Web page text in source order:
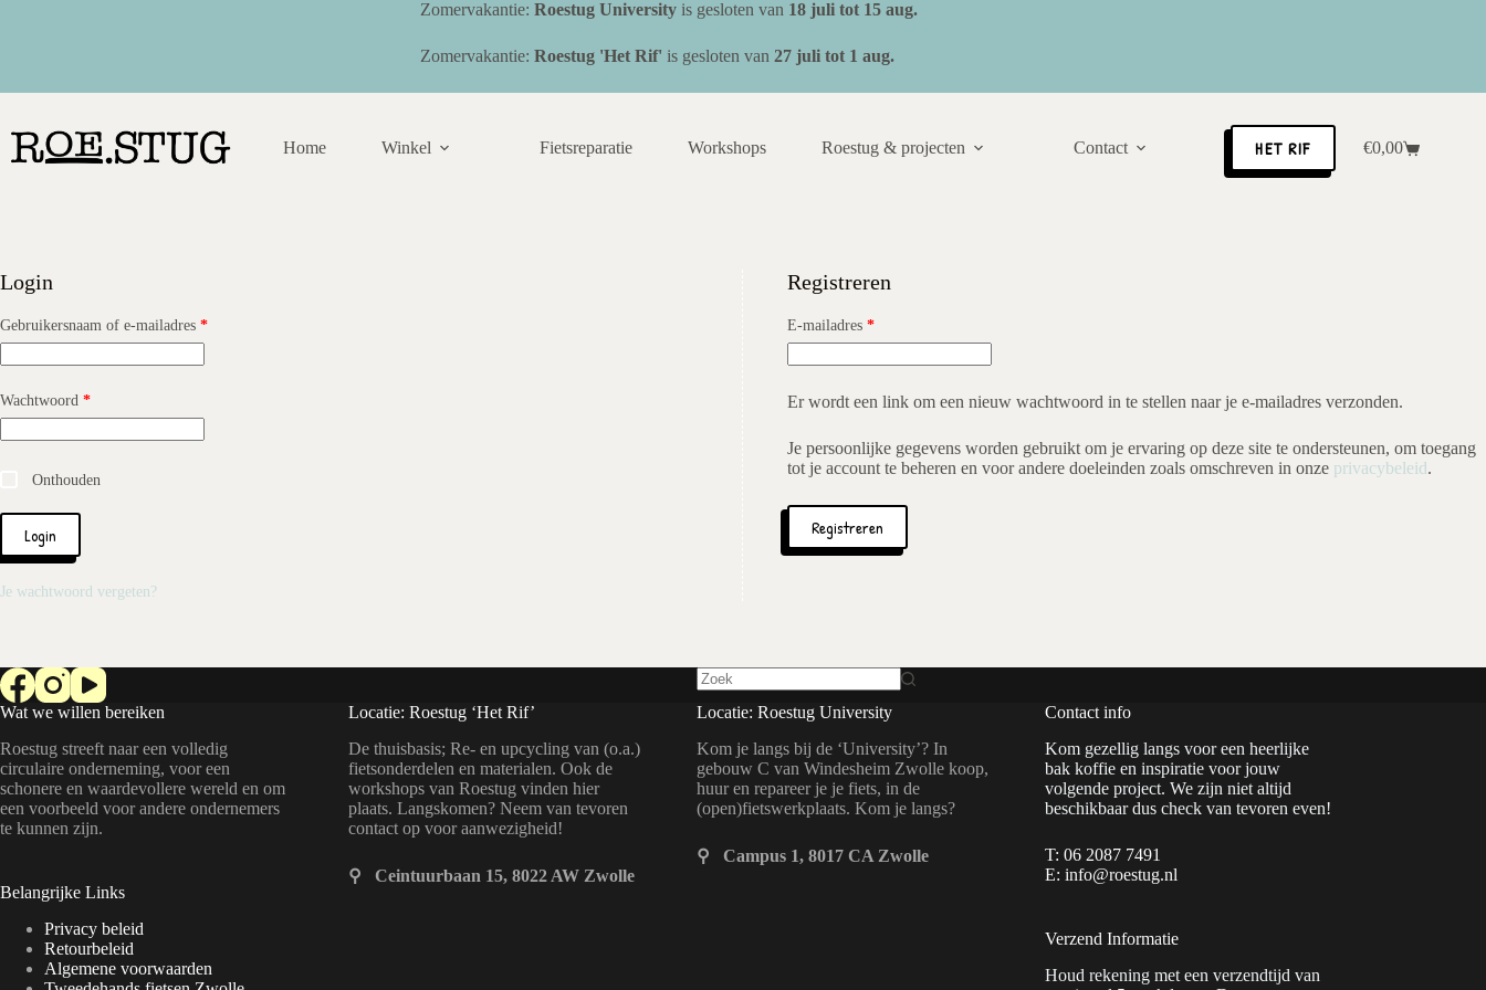
Zomervakantie: Roestug Universityis gesloten van 18 juli tot 15 aug.
Zomervakantie: Roestug 'Het Rif' is gesloten van 27 juli tot 1 aug.
Home Winkel Fietsreparatie Workshops Roestug & projecten Contact HET RIF Winkelwagen
€0,00
Login
Gebruikersnaam of e-mailadres *Vereist
Wachtwoord *Vereist
Onthouden
Login
Je wachtwoord vergeten?
Registreren
E-mailadres *Vereist
Er wordt een link om een nieuw wachtwoord in te stellen naar je e-mailadres verzonden.
Je persoonlijke gegevens worden gebruikt om je ervaring op deze site te ondersteunen, om toegang
tot je account te beheren en voor andere doeleinden zoals omschreven in onze privacybeleid.
Registreren
Wat we willen bereiken
Roestug streeft naar een volledig
circulaire onderneming, voor een
schonere en waardevollere wereld en om
een voorbeeld voor andere ondernemers
te kunnen zijn.
Belangrijke Links
Privacy beleid
Retourbeleid
Algemene voorwaarden
Locatie: Roestug ‘Het Rif’
De thuisbasis; Re- en upcycling van (o.a.)
fietsonderdelen en materialen. Ook de
workshops van Roestug vinden hier
plaats. Langskomen? Neem van tevoren
contact op voor aanwezigheid!
⚲ Ceintuurbaan 15, 8022 AW Zwolle
Locatie: Roestug University
Kom je langs bij de ‘University’? In
gebouw C van Windesheim Zwolle koop,
huur en repareer je je fiets, in de
(open)fietswerkplaats. Kom je langs?
⚲ Campus 1, 8017 CA Zwolle
Contact info
Kom gezellig langs voor een heerlijke
bak koffie en inspiratie voor jouw
volgende project. We zijn niet altijd
beschikbaar dus check van tevoren even!
T: 06 2087 7491
E: info@roestug.nl
Verzend Informatie
Houd rekening met een verzendtijd van